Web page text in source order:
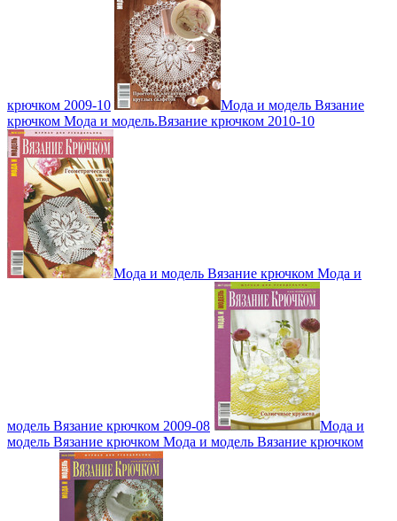
крючком 2009-10
Мода и модель Вязание
крючком Мода и модель.Вязание крючком 2010-10
Мода и модель Вязание крючком Мода и
модель Вязание крючком 2009-08
Мода и
модель Вязание крючком Мода и модель Вязание крючком